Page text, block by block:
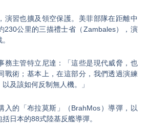
演習也擴及領空保護。美菲部隊在距離中
230公里的三描禮士省（Zambales），演
務主管特立尼達：「這些是現代威脅，也
戰術；基本上，在這部分，我們透過演練
及該如何反制無人機。」
入的「布拉莫斯」（BrahMos）導彈，以
日本的88式陸基反艦導彈。